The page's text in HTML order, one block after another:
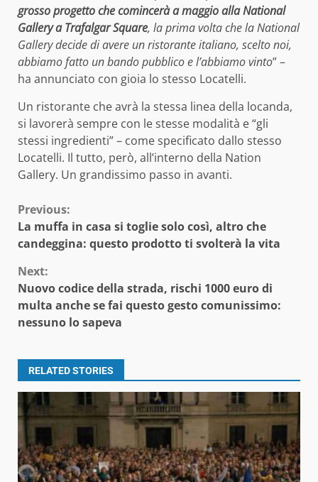
grosso progetto che comincerà a maggio alla National
Gallery a Trafalgar Square, la prima volta che la National
Gallery decide di avere un ristorante italiano, scelto noi,
abbiamo fatto un bando pubblico e l’abbiamo vinto” –
ha annunciato con gioia lo stesso Locatelli.
Un ristorante che avrà la stessa linea della locanda,
si lavorerà sempre con le stesse modalità e “gli
stessi ingredienti” – come specificato dallo stesso
Locatelli. Il tutto, però, all’interno della Nation
Gallery. Un grandissimo passo in avanti.
Continue
Reading
Previous:
La muffa in casa si toglie solo così, altro che
candeggina: questo prodotto ti svolterà la vita
Next:
Nuovo codice della strada, rischi 1000 euro di
multa anche se fai questo gesto comunissimo:
nessuno lo sapeva
RELATED STORIES